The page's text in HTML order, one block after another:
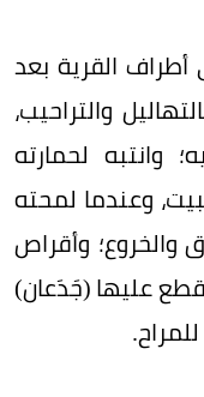
القرية بعد
والتراحيب،
وانتبه لحمارته
وعندما لمحته
والخروع؛ وأقراص
عليها (جَدَعان)